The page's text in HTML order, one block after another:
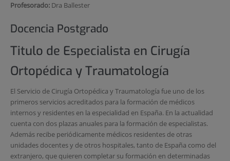
Profesorado:Dra Ballester
Docencia Postgrado
Titulo de Especialista en Cirugía
Ortopédica y Traumatología
El Servicio de Cirugía Ortopédica y Traumatología fue uno de los
primeros servicios acreditados para la formación de médicos
internos y residentes en la especialidad en España. En la actualidad
cuenta con dos plazas anuales para la formación de especialistas.
Además recibe periódicamente médicos residentes de otras
unidades docentes y de otros hospitales, tanto de España como del
extranjero, que quieren completar su formación en determinadas